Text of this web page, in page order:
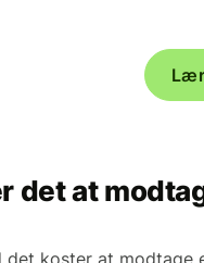
Lær
det at
det koster at